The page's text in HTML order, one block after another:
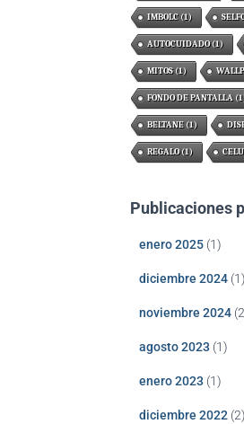
IMBOLC(1)
AUTOCUIDADO(1)
MITOS(1)
FONDO DE PANTALLA
BELTANE(1)
REGALO(1)
Publicaciones
enero 2025(1)
diciembre 2024(1)
noviembre 2024
agosto 2023(1)
enero 2023(1)
diciembre 2022(2)